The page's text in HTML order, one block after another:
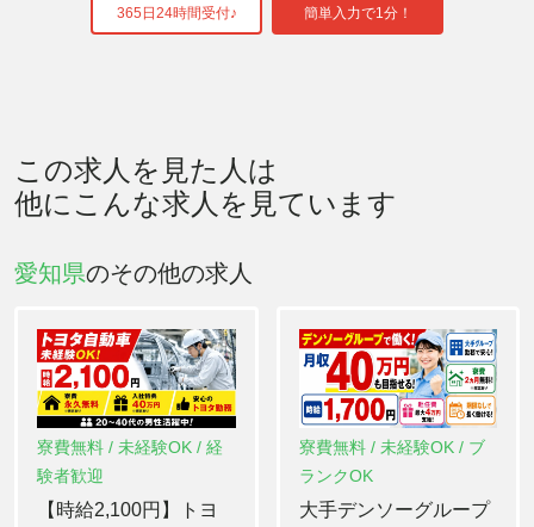
簡単入力で1分！
365日24時間受付♪
この求人を見た人は
他にこんな求人を見ています
愛知県のその他の求人
寮費無料 / 未経験OK / 経
験者歓迎
【時給2,100円】トヨ
寮費無料 / 未経験OK / ブ
ランクOK
大手デンソーグループ